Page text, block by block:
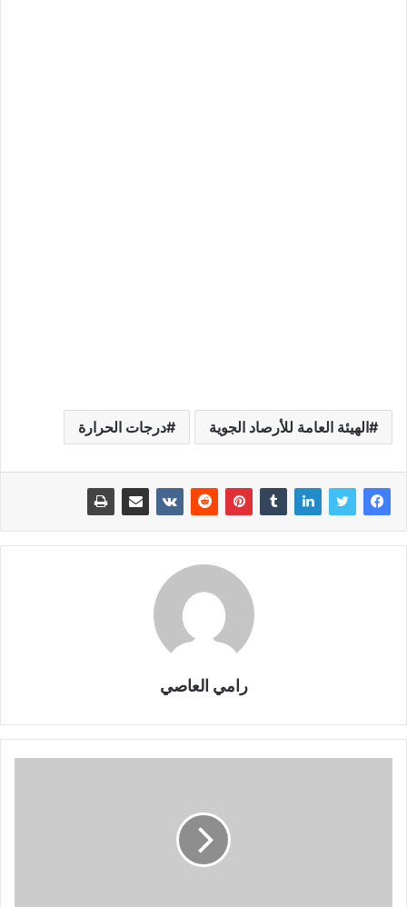
الهيئة العامة للأرصاد الجوية درجات الحرارة
رامي العاصي